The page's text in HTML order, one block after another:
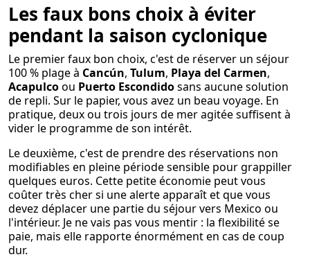
Les faux bons choix à éviter
pendant la saison cyclonique
Le premier faux bon choix, c'est de réserver un séjour
100 % plage à Cancún, Tulum, Playa del Carmen,
Acapulcoou Puerto Escondidosans aucune solution
de repli. Sur le papier, vous avez un beau voyage. En
pratique, deux ou trois jours de mer agitée suffisent à
vider le programme de son intérêt.
Le deuxième, c'est de prendre des réservations non
modifiables en pleine période sensible pour grappiller
quelques euros. Cette petite économie peut vous
coûter très cher si une alerte apparaît et que vous
devez déplacer une partie du séjour vers Mexico ou
l'intérieur. Je ne vais pas vous mentir : la flexibilité se
paie, mais elle rapporte énormément en cas de coup
dur.